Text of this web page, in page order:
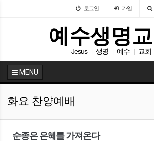
로그인 가입
예수생명
Jesus 생명 예수 교회
MENU
화요 찬양예배
순종은 은혜를 가져온다